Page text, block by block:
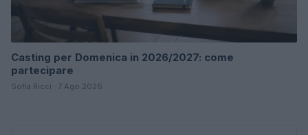
Casting per Domenica in 2026/2027: come
partecipare
Sofia Ricci · 7 Ago 2026